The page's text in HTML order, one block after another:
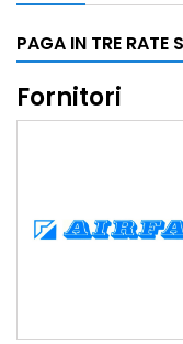
PAGA IN TRE RATE
Fornitori